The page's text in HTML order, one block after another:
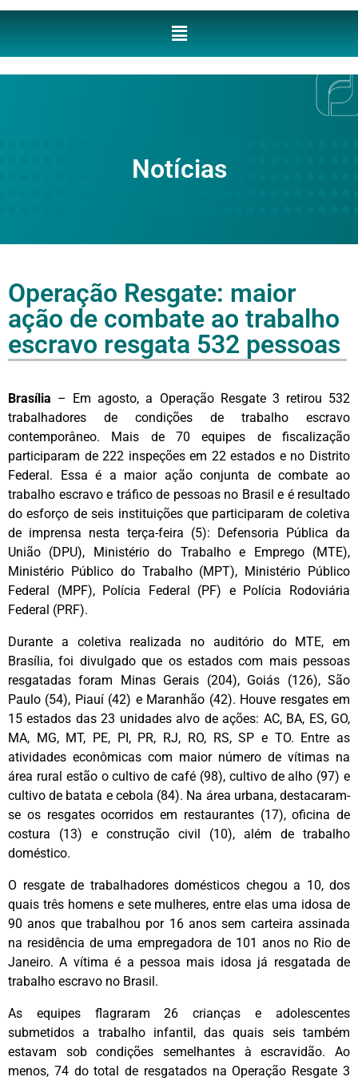
Notícias
Operação Resgate: maior
ação de combate ao trabalho
escravo resgata 532 pessoas
Brasília – Em agosto, a Operação Resgate 3 retirou 532
trabalhadores de condições de trabalho escravo
contemporâneo. Mais de 70 equipes de fiscalização
participaram de 222 inspeções em 22 estados e no Distrito
Federal. Essa é a maior ação conjunta de combate ao
trabalho escravo e tráfico de pessoas no Brasil e é resultado
do esforço de seis instituições que participaram de coletiva
de imprensa nesta terça-feira (5): Defensoria Pública da
União (DPU), Ministério do Trabalho e Emprego (MTE),
Ministério Público do Trabalho (MPT), Ministério Público
Federal (MPF), Polícia Federal (PF) e Polícia Rodoviária
Federal (PRF).
Durante a coletiva realizada no auditório do MTE, em
Brasília, foi divulgado que os estados com mais pessoas
resgatadas foram Minas Gerais (204), Goiás (126), São
Paulo (54), Piauí (42) e Maranhão (42). Houve resgates em
15 estados das 23 unidades alvo de ações: AC, BA, ES, GO,
MA, MG, MT, PE, PI, PR, RJ, RO, RS, SP e TO. Entre as
atividades econômicas com maior número de vítimas na
área rural estão o cultivo de café (98), cultivo de alho (97) e
cultivo de batata e cebola (84). Na área urbana, destacaram-
se os resgates ocorridos em restaurantes (17), oficina de
costura (13) e construção civil (10), além de trabalho
doméstico.
O resgate de trabalhadores domésticos chegou a 10, dos
quais três homens e sete mulheres, entre elas uma idosa de
90 anos que trabalhou por 16 anos sem carteira assinada
na residência de uma empregadora de 101 anos no Rio de
Janeiro. A vítima é a pessoa mais idosa já resgatada de
trabalho escravo no Brasil.
As equipes flagraram 26 crianças e adolescentes
submetidos a trabalho infantil, das quais seis também
estavam sob condições semelhantes à escravidão. Ao
menos, 74 do total de resgatados na Operação Resgate 3